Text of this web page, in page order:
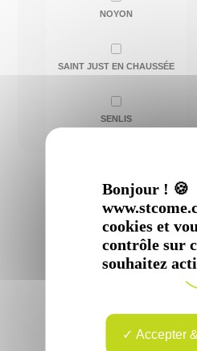
NOYON
SAINT JUST EN CHAUSSÉE
SENLIS
Spécialité
Bonjour ! 🍪
cookies et
contrôle sur
souhaitez
Accepter